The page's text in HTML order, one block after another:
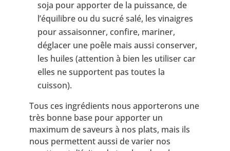
soja pour apporter de la puissance, de
l’équilibre ou du sucré salé, les vinaigres
pour assaisonner, confire, mariner,
déglacer une poêle mais aussi conserver,
les huiles (attention à bien les utiliser car
elles ne supportent pas toutes la
cuisson).
Tous ces ingrédients nous apporterons une
très bonne base pour apporter un
maximum de saveurs à nos plats, mais ils
nous permettent aussi de varier nos